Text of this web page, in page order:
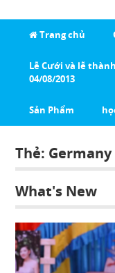
Trang chủ
Lễ Cưới và lễ
04/08/2013
Sản Phẩm
Thẻ: Germany
What's New